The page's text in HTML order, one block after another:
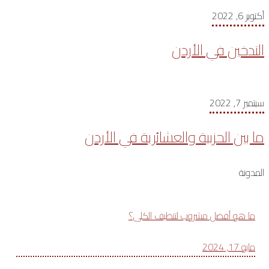
أكتوبر 6, 2022
التدخين في الأردن
سبتمبر 7, 2022
ما بين الحزبية والعشائرية في الأردن
المدونة
ما هو أفضل مشروب لتنظيف الكلى؟
مايو 17, 2024